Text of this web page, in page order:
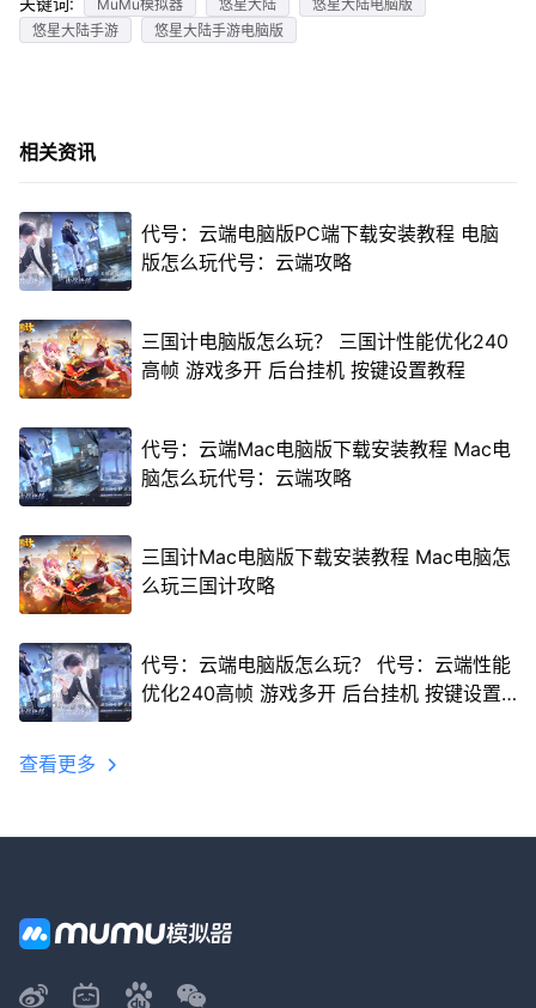
MuMu模拟器 悠星大陆
悠星大陆电脑版
悠星大陆手游
悠星大陆手游电脑版
相关资讯
代号：云端电脑版PC端下载安装教程 电脑
版怎么玩代号：云端攻略
三国计电脑版怎么玩？ 三国计性能优化240
高帧 游戏多开 后台挂机 按键设置教程
代号：云端Mac电脑版下载安装教程 Mac电
脑怎么玩代号：云端攻略
三国计Mac电脑版下载安装教程 Mac电脑怎
么玩三国计攻略
代号：云端电脑版怎么玩？ 代号：云端性能
优化240高帧 游戏多开 后台挂机 按键设置
查看更多